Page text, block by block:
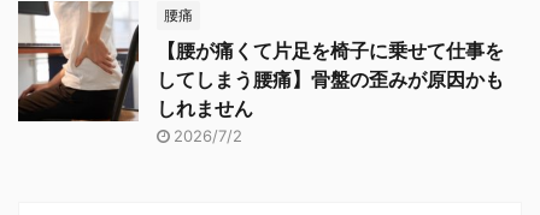
腰痛
【腰が痛くて片足を椅子に乗せて仕事を
してしまう腰痛】骨盤の歪みが原因かも
しれません
2026/7/2